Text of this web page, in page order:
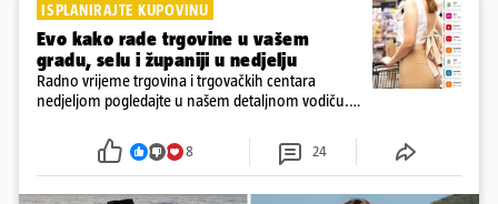
ISPLANIRAJTE KUPOVINU
Evo kako rade trgovine u vašem
gradu, selu i županiji u nedjelju
Radno vrijeme trgovina i trgovačkih centara
nedjeljom pogledajte u našem detaljnom vodiču.
i šoping centri sami biraju koje će to nedjelje biti
8 24